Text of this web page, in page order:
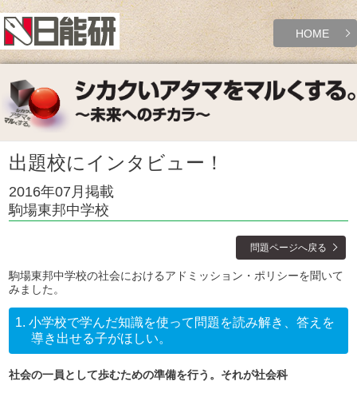
HOME
出題校にインタビュー！
2016年07月掲載
駒場東邦中学校
問題ページへ戻る
駒場東邦中学校の社会におけるアドミッション・ポリシーを聞いて
みました。
1. 小学校で学んだ知識を使って問題を読み解き、答えを
導き出せる子がほしい。
社会の一員として歩むための準備を行う。それが社会科